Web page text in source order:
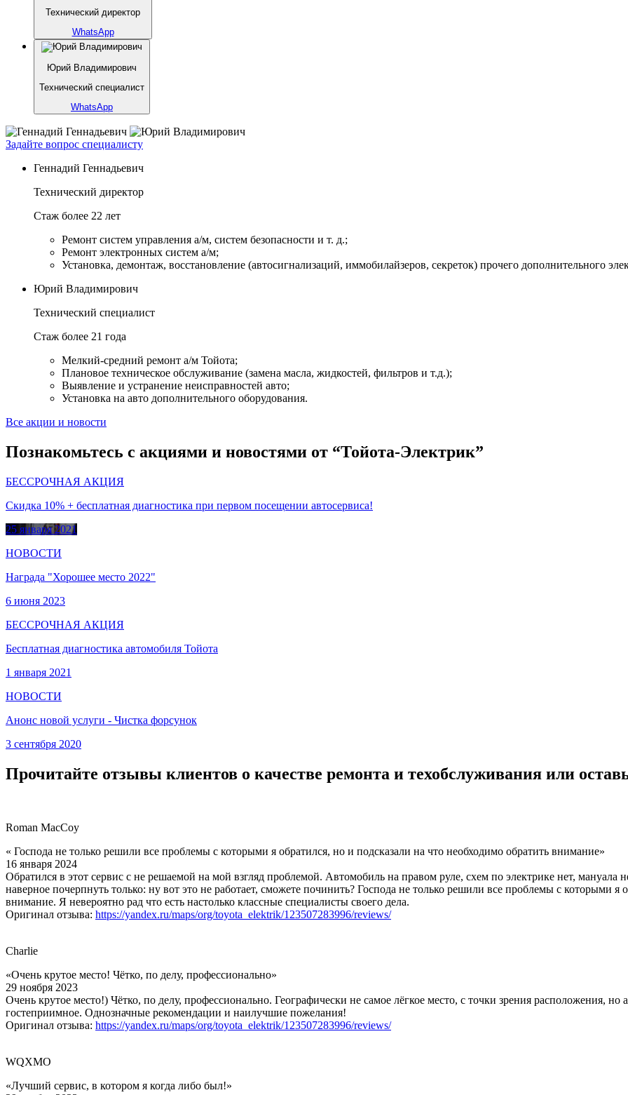
Технический директор
WhatsApp
Юрий Владимирович
Технический специалист
WhatsApp
Задайте вопрос специалисту
Геннадий Геннадьевич
Технический директор
Стаж более 22 лет
Ремонт систем управления а/м, систем безопасности и т. д.;
Ремонт электронных систем а/м;
Установка, демонтаж, восстановление (автосигнализаций, иммобилайзеров, секреток) прочего дополнительного
Юрий Владимирович
Технический специалист
Стаж более 21 года
Мелкий-средний ремонт а/м Тойота;
Плановое техническое обслуживание (замена масла, жидкостей, фильтров и т.д.);
Выявление и устранение неисправностей авто;
Установка на авто дополнительного оборудования.
Все акции и новости
Познакомьтесь с акциями и новостями от “Тойота-Электрик”
БЕССРОЧНАЯ АКЦИЯ
Скидка 10% + бесплатная диагностика при первом посещении автосервиса!
25 января 2021
НОВОСТИ
Награда "Хорошее место 2022"
6 июня 2023
БЕССРОЧНАЯ АКЦИЯ
Бесплатная диагностика автомобиля Тойота
1 января 2021
НОВОСТИ
Анонс новой услуги - Чистка форсунок
3 сентября 2020
Прочитайте отзывы клиентов о качестве ремонта и техобслуживания или
Roman MacCoy
« Господа не только решили все проблемы с которыми я обратился, но и подсказали на что необходимо обратить внимание»
16 января 2024
Обратился в этот сервис с не решаемой на мой взгляд проблемой. Автомобиль на правом руле, схем по электрике нет,
наверное почерпнуть только: ну вот это не работает, сможете починить? Господа не только решили все проблемы с которыми я
внимание. Я невероятно рад что есть настолько классные специалисты своего дела.
Оригинал отзыва: https://yandex.ru/maps/org/toyota_elektrik/123507283996/reviews/
Charlie
«Очень крутое место! Чётко, по делу, профессионально»
29 ноября 2023
Очень крутое место!) Чётко, по делу, профессионально. Географически не самое лёгкое место, с точки зрения расположения,
гостеприимное. Однозначные рекомендации и наилучшие пожелания!
Оригинал отзыва: https://yandex.ru/maps/org/toyota_elektrik/123507283996/reviews/
WQXMO
«Лучший сервис, в котором я когда либо был!»